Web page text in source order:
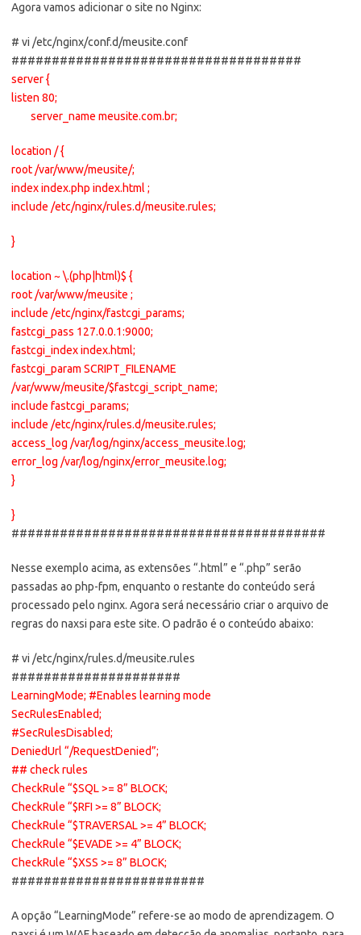
Agora vamos adicionar o site no Nginx:
# vi /etc/nginx/conf.d/meusite.conf
####################################
server {
listen 80;
server_name meusite.com.br;
location / {
root /var/www/meusite/;
index index.php index.html ;
include /etc/nginx/rules.d/meusite.rules;
}
location ~ \.(php|html)$ {
root /var/www/meusite ;
include /etc/nginx/fastcgi_params;
fastcgi_pass 127.0.0.1:9000;
fastcgi_index index.html;
fastcgi_param SCRIPT_FILENAME
/var/www/meusite/$fastcgi_script_name;
include fastcgi_params;
include /etc/nginx/rules.d/meusite.rules;
access_log /var/log/nginx/access_meusite.log;
error_log /var/log/nginx/error_meusite.log;
}
}
#######################################
Nesse exemplo acima, as extensões “.html” e “.php” serão
passadas ao php-fpm, enquanto o restante do conteúdo será
processado pelo nginx. Agora será necessário criar o arquivo de
regras do naxsi para este site. O padrão é o conteúdo abaixo:
# vi /etc/nginx/rules.d/meusite.rules
#####################
LearningMode; #Enables learning mode
SecRulesEnabled;
#SecRulesDisabled;
DeniedUrl “/RequestDenied”;
## check rules
CheckRule “$SQL >= 8” BLOCK;
CheckRule “$RFI >= 8” BLOCK;
CheckRule “$TRAVERSAL >= 4” BLOCK;
CheckRule “$EVADE >= 4” BLOCK;
CheckRule “$XSS >= 8” BLOCK;
########################
A opção “LearningMode” refere-se ao modo de aprendizagem. O